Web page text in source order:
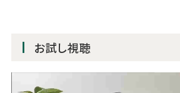
お試し視聴